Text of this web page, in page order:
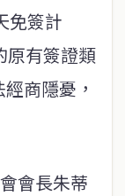
免簽計
原有簽證類
商隱憂，
會長朱蒂